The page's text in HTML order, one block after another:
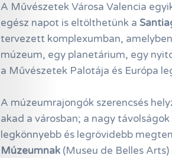
A Művészetek Városa Valencia
egész napot is eltölthetünk a
tervezett komplexumban,
múzeum, egy planetárium, egy
a Művészetek Palotája és Európa
A múzeumrajongók szerencsés
akad a városban; a nagy
legkönnyebb és legrövidebb
Múzeumnak(Museu de Belles Arts)